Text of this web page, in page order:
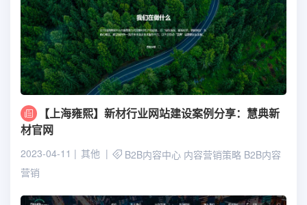
【上海雍熙】新材行业网站建设案例分享：慧典新
材官网
2023-04-11 其他 B2B内容中心 内容营销策略 B2B内容
营销